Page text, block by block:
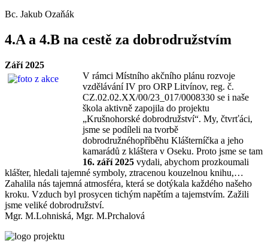
Bc. Jakub Ozaňák
4.A a 4.B na cestě za dobrodružstvím
Září 2025
V rámci Místního akčního plánu rozvoje
vzdělávání IV pro ORP Litvínov, reg. č.
CZ.02.02.XX/00/23_017/0008330 se i naše
škola aktivně zapojila do projektu
„Krušnohorské dobrodružství“. My, čtvrťáci,
jsme se podíleli na tvorbě
dobrodružnéhopříběhu Klášterníčka a jeho
kamarádů z kláštera v Oseku. Proto jsme se tam
16. září 2025 vydali, abychom prozkoumali
klášter, hledali tajemné symboly, ztracenou kouzelnou knihu,…
Zahalila nás tajemná atmosféra, která se dotýkala každého našeho
kroku. Vzduch byl prosycen tichým napětím a tajemstvím. Zažili
jsme veliké dobrodružství.
Mgr. M.Lohniská, Mgr. M.Prchalová